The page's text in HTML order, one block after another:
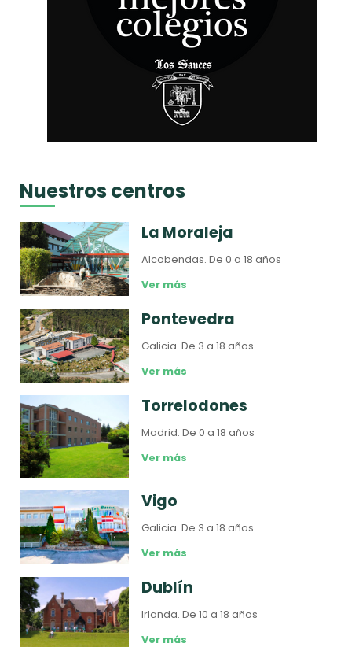
Nuestros centros
La Moraleja
Alcobendas.De 0 a 18 años
Ver más
Pontevedra
Galicia.De 3 a 18 años
Ver más
Torrelodones
Madrid.De 0 a 18 años
Ver más
Vigo
Galicia.De 3 a 18 años
Ver más
Dublín
Irlanda.De 10 a 18 años
Ver más